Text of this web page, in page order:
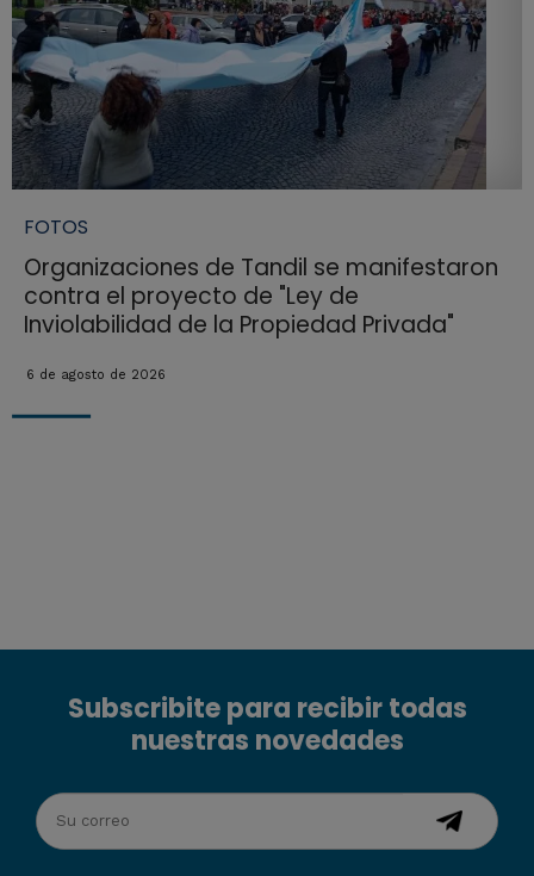
FOTOS
Organizaciones de Tandil se manifestaron
contra el proyecto de "Ley de
Inviolabilidad de la Propiedad Privada"
6 de agosto de 2026
Subscribite para recibir todas
nuestras novedades